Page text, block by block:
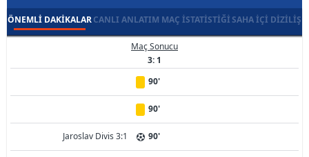
ÖNEMLI DAKIKALARCANLI ANLATIM MAÇ İSTATISTIĞISAHA İÇI DIZILIŞ
Maç Sonucu
3: 1
90'
90'
Jaroslav Divis 3:1 90'